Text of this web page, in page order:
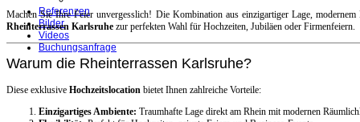
Referenzen
Bilder
Videos
Buchungsanfrage
Machen Sie Ihre Feier unvergesslich! Die Kombination aus einzigartiger Lage,
Rheinterrassen Karlsruhe zur perfekten Wahl für Hochzeiten, Jubiläen oder Firmenfeiern.
Warum die Rheinterrassen Karlsruhe?
Diese exklusive Hochzeitslocation bietet Ihnen zahlreiche Vorteile:
Einzigartiges Ambiente: Traumhafte Lage direkt am Rhein mit modernen